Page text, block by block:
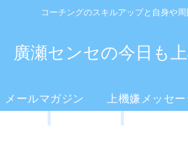
コーチングのスキルアップと自身や
廣瀬センセの今日も
メールマガジン 上機嫌メッセ